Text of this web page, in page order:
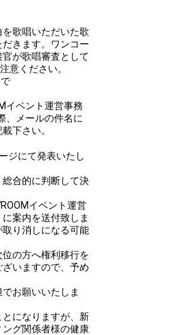
歌唱いただいた歌
きます。ワンコー
が歌唱審査として
意ください。
イベント運営事務
、メールの件名に
下さい。
ジにて発表いたし
総合的に判断して決
イベント運営
案内を送付致しま
り消しになる可能
の方へ権利移行を
いますので、予め
お願いいたしま
とになりますが、新
グ関係者様の健康